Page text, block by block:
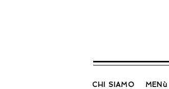
CHI SIAMO MENù